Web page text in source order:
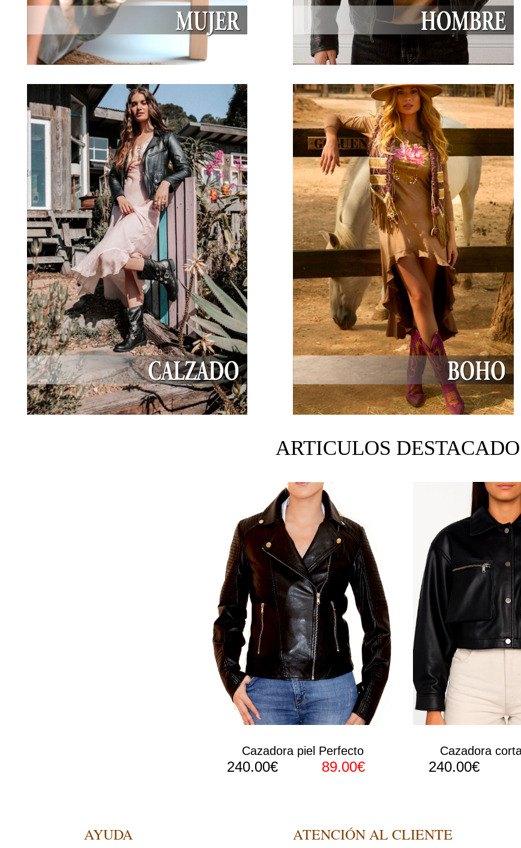
ARTICULOS
Cazadora piel Perfecto
240.00€ 89.00€
Cazadora
240.00€
AYUDA ATENCIÓN AL CLIENTE